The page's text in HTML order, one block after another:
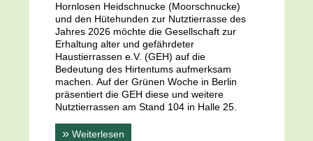
Hornlosen Heidschnucke (Moorschnucke)
und den Hütehunden zur Nutztierrasse des
Jahres 2026 möchte die Gesellschaft zur
Erhaltung alter und gefährdeter
Haustierrassen e.V. (GEH) auf die
Bedeutung des Hirtentums aufmerksam
machen. Auf der Grünen Woche in Berlin
präsentiert die GEH diese und weitere
Nutztierrassen am Stand 104 in Halle 25.
» Weiterlesen